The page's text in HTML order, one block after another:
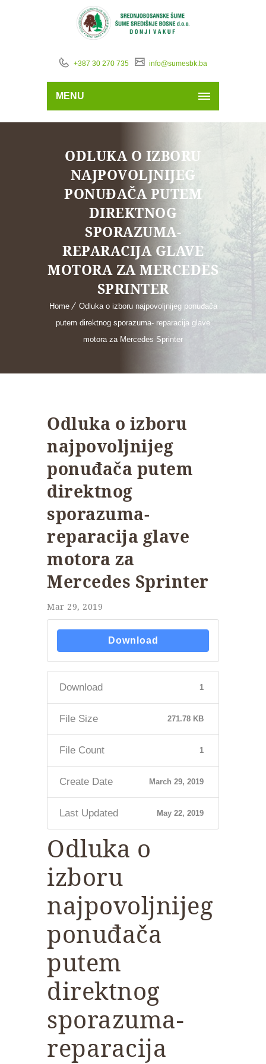
+387 30 270 735 info@sumesbk.ba
MENU
ODLUKA O IZBORU
NAJPOVOLJNIJEG
PONUĐAČA PUTEM
DIREKTNOG
SPORAZUMA-
REPARACIJA GLAVE
MOTORA ZA MERCEDES
SPRINTER
Home
Odluka o izboru najpovoljnijeg ponuđača
putem direktnog sporazuma- reparacija glave
motora za Mercedes Sprinter
Odluka o izboru
najpovoljnijeg
ponuđača putem
direktnog
sporazuma-
reparacija glave
motora za
Mercedes Sprinter
Mar 29, 2019
Download
Download 1
File Size 271.78 KB
File Count 1
Create Date March 29, 2019
Last Updated May 22, 2019
Odluka o
izboru
najpovoljnijeg
ponuđača
putem
direktnog
sporazuma-
reparacija